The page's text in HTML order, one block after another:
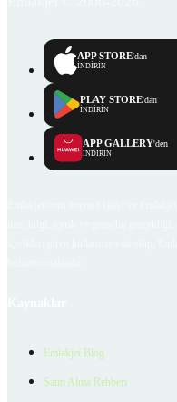
APP STORE'dan
İNDİRİN
PLAY STORE'dan
İNDİRİN
APP GALLERY'den
İNDİRİN
Emlakjet Blog
Satın Alma Rehberi